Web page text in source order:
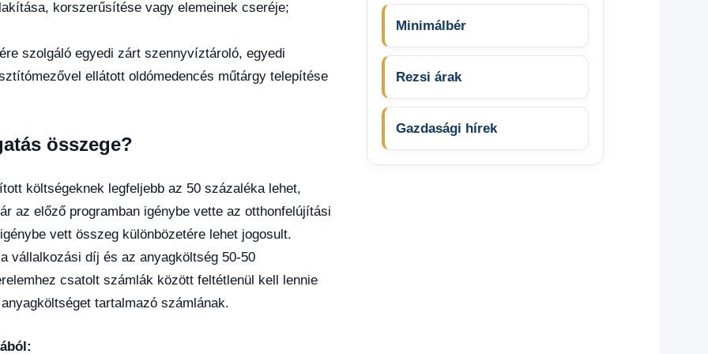
korszerűsítése vagy elemeinek cseréje;
szolgáló egyedi zárt szennyvíztároló, egyedi
ellátott oldómedencés műtárgy telepítése
összege?
költségeknek legfeljebb az 50 százaléka lehet,
az előző programban igénybe vette az otthonfelújítási
vett összeg különbözetére lehet jogosult.
vállalkozási díj és az anyagköltség 50-50
csatolt számlák között feltétlenül kell lennie
tartalmazó számlának.
Minimálbér
Rezsi árak
Gazdasági hírek